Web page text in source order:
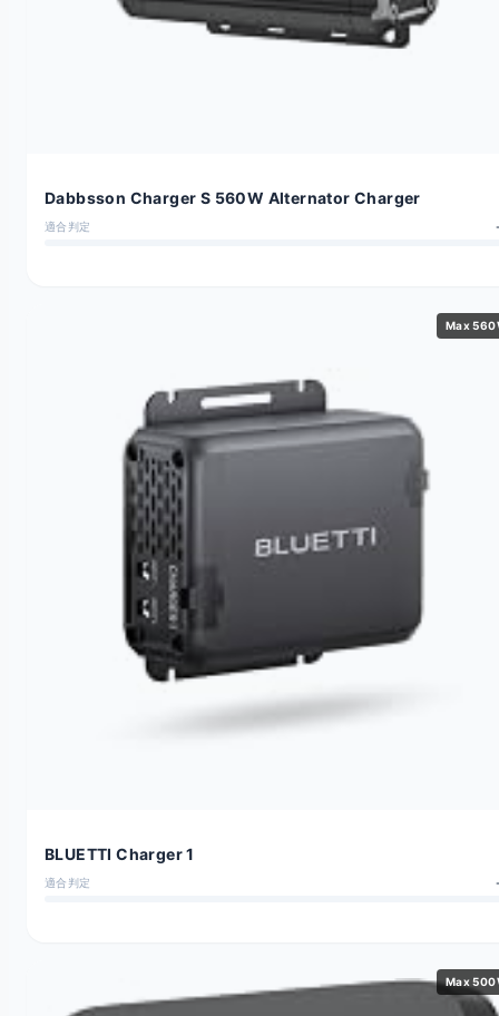
Dabbsson Charger S 560W Alternator Charger
適合判定
Max
BLUETTI Charger 1
適合判定
Max